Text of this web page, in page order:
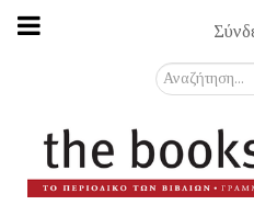
Αναζήτηση...